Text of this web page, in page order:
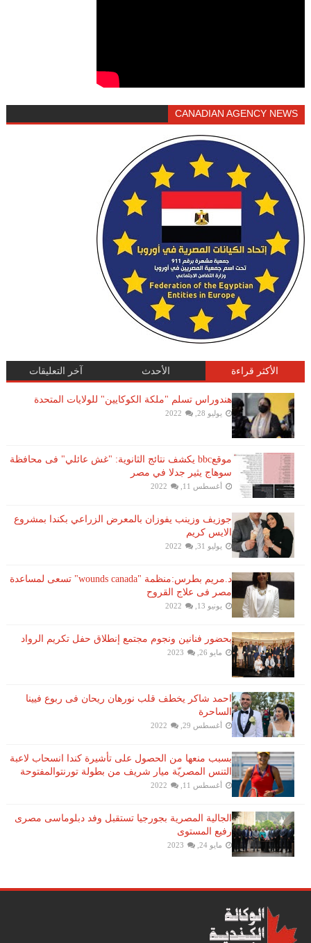
CANADIAN AGENCY NEWS
الأكثر قراءة الأحدث آخر التعليقات
هندوراس تسلم "ملكة الكوكايين" للولايات المتحدة
يوليو 28, 2022
موقعbbc يكشف نتائج الثانوية: "غش عائلي" فى محافظة
سوهاج يثير جدلا في مصر
أغسطس 11, 2022
جوزيف وزينب يفوزان بالمعرض الزراعي بكندا بمشروع
الايس كريم
يوليو 31, 2022
د.مريم بطرس:منظمة "wounds canada" تسعى لمساعدة
مصر فى علاج القروح
يونيو 13, 2022
بحضور فنانين ونجوم مجتمع إنطلاق حفل تكريم الرواد
مايو 26, 2023
احمد شاكر يخطف قلب نورهان ريحان فى ربوع فيينا
الساحرة
أغسطس 29, 2022
بسبب منعها من الحصول على تأشيرة كندا انسحاب لاعبة ​
التنس​ المصريّة ​ميار شريف​ من بطولة ​تورنتو​المفتوحة
أغسطس 11, 2022
الجالية المصرية بجورجيا تستقبل وفد دبلوماسى مصرى
رفيع المستوى
مايو 24, 2023